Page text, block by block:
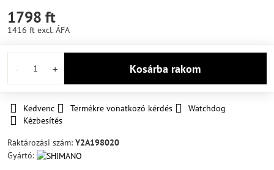
1798 ft
1416 ft excl. ÁFA
Kosárba rakom
Kedvenc Termékre vonatkozó kérdés
Watchdog
Kézbesítés
Raktározási szám: Y2A198020
Gyártó: